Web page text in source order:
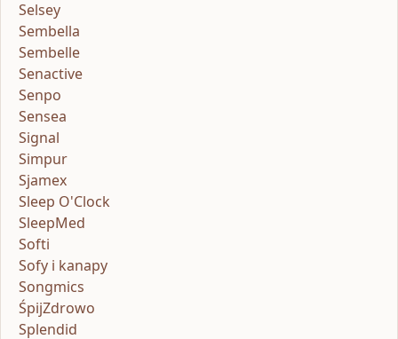
Selsey
Sembella
Sembelle
Senactive
Senpo
Sensea
Signal
Simpur
Sjamex
Sleep O'Clock
SleepMed
Softi
Sofy i kanapy
Songmics
ŚpijZdrowo
Splendid